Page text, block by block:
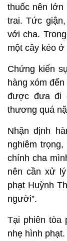
thuốc nên lớn
trai. Tức
với cha.
một cây kéo
Chứng kiến
hàng xóm
được đưa đi
thương quá
Nhận định
nghiêm
chính cha
nên cần xử
phạt Huỳnh
người”.
Tại phiên tòa
nhẹ hình